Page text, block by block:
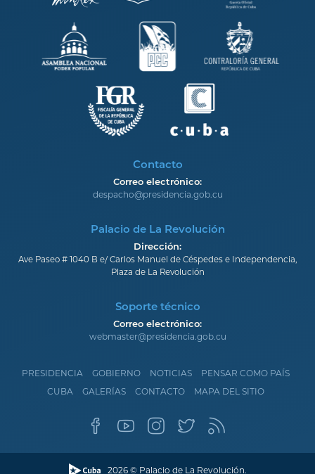
Contacto
Correo electrónico:
despacho@presidencia.gob.cu
Palacio de La Revolución
Dirección:
Ave Paseo # 1040 B e/ Carlos Manuel de Céspedes e Independencia,
Plaza de La Revolución
Soporte técnico
Correo electrónico:
webmaster@presidencia.gob.cu
PRESIDENCIA GOBIERNO NOTICIAS
PENSAR COMO PAÍS
CUBA
GALERÍAS CONTACTO MAPA DEL SITIO
2026 © Palacio de La Revolución.